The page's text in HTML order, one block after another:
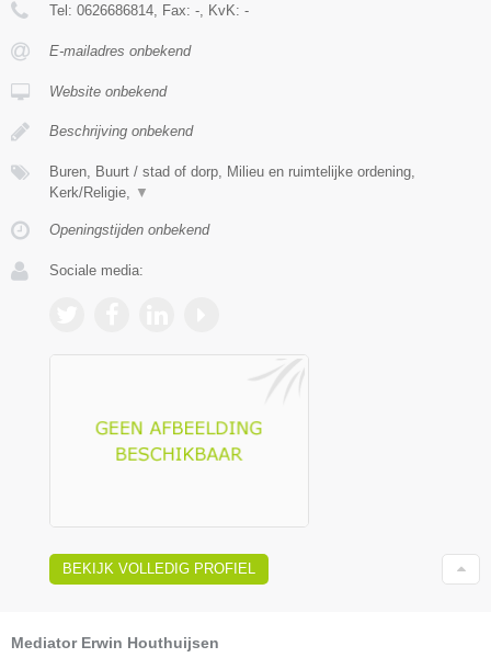
Tel: 0626686814 , Fax: - , KvK: -
E-mailadres onbekend
Website onbekend
Beschrijving onbekend
Buren, Buurt / stad of dorp, Milieu en ruimtelijke ordening,
Kerk/Religie,
▼
Openingstijden onbekend
Sociale media:
BEKIJK VOLLEDIG PROFIEL
Mediator Erwin Houthuijsen